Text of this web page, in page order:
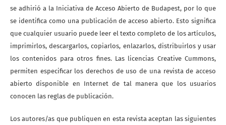
se adhirió a la Iniciativa de Acceso Abierto de Budapest, por lo que
se identifica como una publicación de acceso abierto. Esto significa
que cualquier usuario puede leer el texto completo de los artículos,
imprimirlos, descargarlos, copiarlos, enlazarlos, distribuirlos y usar
los contenidos para otros fines. Las licencias Creative Cummons,
permiten especificar los derechos de uso de una revista de acceso
abierto disponible en Internet de tal manera que los usuarios
conocen las reglas de publicación.
Los autores/as que publiquen en esta revista aceptan las siguientes